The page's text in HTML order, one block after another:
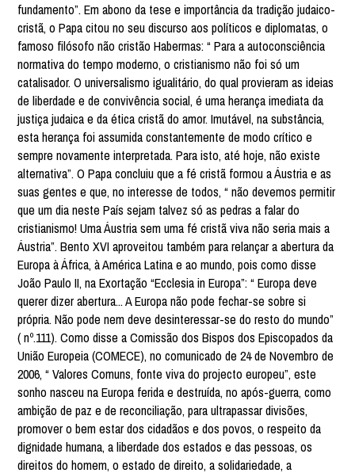
fundamento”. Em abono da tese e importância da tradição judaico-
cristã, o Papa citou no seu discurso aos políticos e diplomatas, o
famoso filósofo não cristão Habermas: “ Para a autoconsciência
normativa do tempo moderno, o cristianismo não foi só um
catalisador. O universalismo igualitário, do qual provieram as ideias
de liberdade e de convivência social, é uma herança imediata da
justiça judaica e da ética cristã do amor. Imutável, na substância,
esta herança foi assumida constantemente de modo crítico e
sempre novamente interpretada. Para isto, até hoje, não existe
alternativa”. O Papa concluiu que a fé cristã formou a Áustria e as
suas gentes e que, no interesse de todos, “ não devemos permitir
que um dia neste País sejam talvez só as pedras a falar do
cristianismo! Uma Áustria sem uma fé cristã viva não seria mais a
Áustria”. Bento XVI aproveitou também para relançar a abertura da
Europa à África, à América Latina e ao mundo, pois como disse
João Paulo II, na Exortação “Ecclesia in Europa”: “ Europa deve
querer dizer abertura... A Europa não pode fechar-se sobre si
própria. Não pode nem deve desinteressar-se do resto do mundo”
( nº.111). Como disse a Comissão dos Bispos dos Episcopados da
União Europeia (COMECE), no comunicado de 24 de Novembro de
2006, “ Valores Comuns, fonte viva do projecto europeu”, este
sonho nasceu na Europa ferida e destruída, no após-guerra, como
ambição de paz e de reconciliação, para ultrapassar divisões,
promover o bem estar dos cidadãos e dos povos, o respeito da
dignidade humana, a liberdade dos estados e das pessoas, os
direitos do homem, o estado de direito, a solidariedade, a